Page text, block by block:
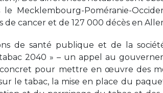
Mecklembourg-Poméranie-
de cancer et de 127 000 décès en
de santé publique et de la
2040 » – un appel au
pour mettre en œuvre des
le tabac, la mise en place du